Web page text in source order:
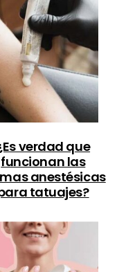
verdad que
funcionan las
anestésicas
tatuajes?